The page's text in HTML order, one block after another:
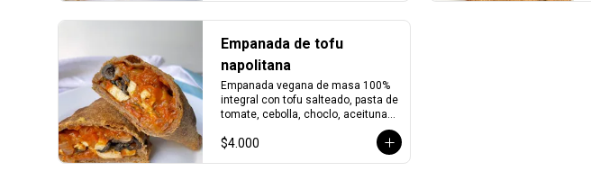
Empanada de tofu
napolitana
Empanada vegana de masa 100%
integral con tofu salteado, pasta de
tomate, cebolla, choclo, aceitunas
$4.000